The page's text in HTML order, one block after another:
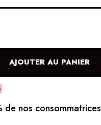
AJOUTER AU PANIER
de nos consommatrices